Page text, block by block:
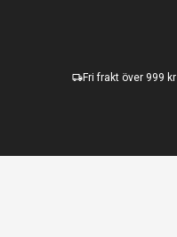
Fri frakt över 999 kr